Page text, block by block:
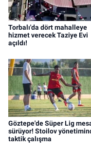
Torbalı'da dört mahalleye
hizmet verecek Taziye Evi
açıldı!
Göztepe'de Süper Lig
sürüyor! Stoilov
taktik çalışma